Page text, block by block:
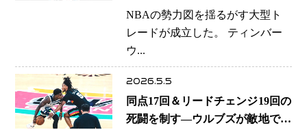
最強デュオ誕生へN悲願のNBA制
覇へ勝負の一手
NBAの勢力図を揺るがす大型ト
レードが成立した。 ティンバー
ウ...
2026.5.5
同点17回＆リードチェンジ19回の
死闘を制す―ウルブズが敵地で価